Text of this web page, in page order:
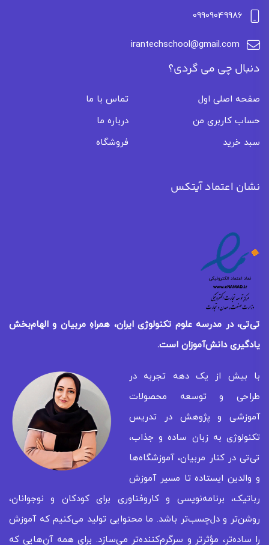
09909049986
irantechschool@gmail.com
دنبال چی می گردی؟
صفحه اصلی اول
تماس با ما
حساب کاربری من
درباره ما
سبد خرید
فروشگاه
نشان اعتماد آیتکس
تی‌تی، در مدرسه علوم تکنولوژی ایران، همراهِ مربیان و الهام‌بخش
یادگیریدانش‌آموزان است.
با بیش از یک دهه تجربه در
طراحی و توسعه محصولات
آموزشی و پژوهش در تدریس
تکنولوژی به زبان ساده و جذاب،
تی‌تی در کنار مربیان، آموزشگاه‌ها
و والدین ایستاده تا مسیر آموزش
رباتیک، برنامه‌نویسی و کاروفناوری برای کودکان و نوجوانان،
روشن‌تر و دل‌چسب‌تر باشد. ما محتوایی تولید می‌کنیم که آموزش
را ساده‌تر، مؤثرتر و سرگرم‌کننده‌تر می‌سازد. برای همه‌ آن‌هایی که